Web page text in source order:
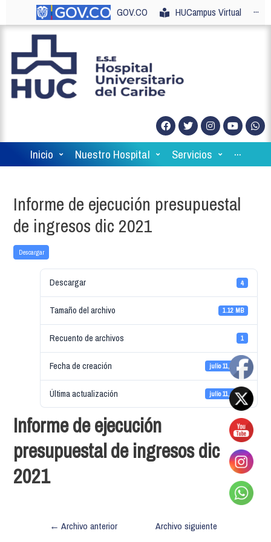
GOV.CO HUCampus Virtual ···
Inicio Nuestro Hospital Servicios ···
Informe de ejecución presupuestal
de ingresos dic 2021
Descargar
Descargar 4
Tamaño del archivo 1.12 MB
Recuento de archivos 1
Fecha de creación julio 11, 2022
Última actualización julio 11, 2022
Informe de ejecución
presupuestal de ingresos dic
2021
← Archivo anterior
Archivo siguiente